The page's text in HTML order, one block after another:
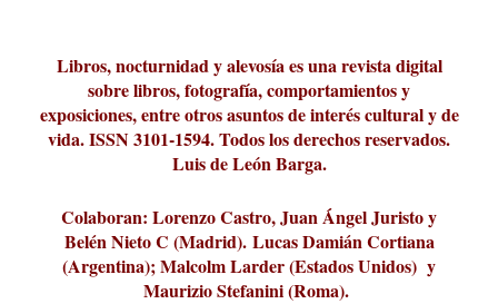
Liber 2026 al Fomento de la Le...
Revista Cultural Turia, númer...
10.000 pasos al día? Lo que d...
paisajística del mar de Sicil...
París
metafísicos de la novela ne...
Libros, nocturnidad y alevosía es una revista digital
sobre libros, fotografía, comportamientos y
exposiciones, entre otros asuntos de interés cultural y de
vida. ISSN 3101-1594. Todos los derechos reservados.
Luis de León Barga.
Colaboran: Lorenzo Castro, Juan Ángel Juristo y
Belén Nieto C (Madrid). Lucas Damián Cortiana
(Argentina); Malcolm Larder (Estados Unidos) y
Maurizio Stefanini (Roma).